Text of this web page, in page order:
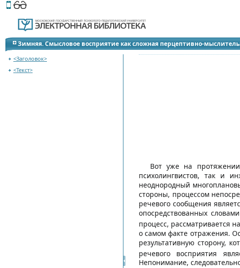
Этот сайт поддерживает
Зимняя. Смысловое восприятие как сложная перцептивно-
<Заголовок>
<Текст>
Вот уже на протяжении
психолингвистов, так и
неоднородный
стороны, процессом
речевого сообщения
опосредствованных
процесс, рассматривается
о самом факте отражения.
результативную сторону,
речевого восприятия
Непонимание,